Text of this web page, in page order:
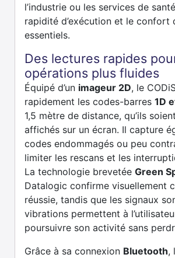
l’industrie ou les services de
rapidité d’exécution et le confort
essentiels.
Des lectures rapides
opérations plus fluides
Équipé d’un imageur 2D, le
rapidement les codes-barres 1D
1,5 mètre de distance, qu’ils
affichés sur un écran. Il capture
codes endommagés ou peu
limiter les rescans et les
La technologie brevetée Green
Datalogic confirme visuellement
réussie, tandis que les signaux
vibrations permettent à
poursuivre son activité sans
Grâce à sa connexion Bluetooth,